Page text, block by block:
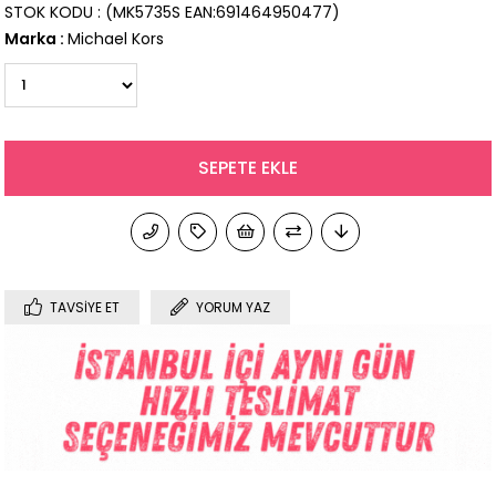
(MK5735S EAN:691464950477)
STOK KODU
Marka : Michael Kors
TAVSIYE ET YORUM YAZ